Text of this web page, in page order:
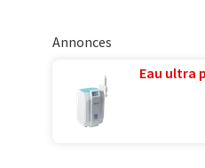
Annonces
Eau ultra